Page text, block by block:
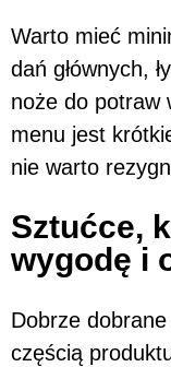
Warto mieć
dań głównych,
noże do potraw
menu jest
nie warto
Sztućce,
wygodę i
Dobrze
częścią